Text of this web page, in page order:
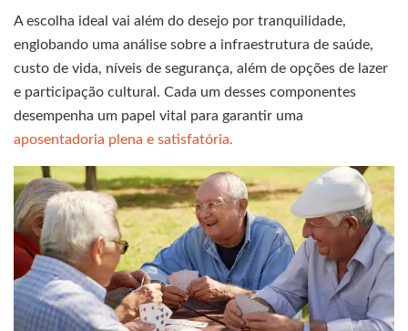
A escolha ideal vai além do desejo por tranquilidade,
englobando uma análise sobre a infraestrutura de saúde,
custo de vida, níveis de segurança, além de opções de lazer
e participação cultural. Cada um desses componentes
desempenha um papel vital para garantir uma
aposentadoria plena e satisfatória.